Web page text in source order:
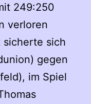
249:250
verloren
sicherte sich
gegen
im Spiel